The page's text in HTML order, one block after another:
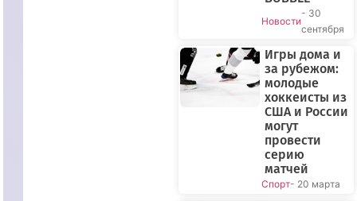
Новости
- 30
сентября
Игры дома и
за рубежом:
молодые
хоккеисты из
США и России
могут
провести
серию
матчей
Спорт- 20 марта